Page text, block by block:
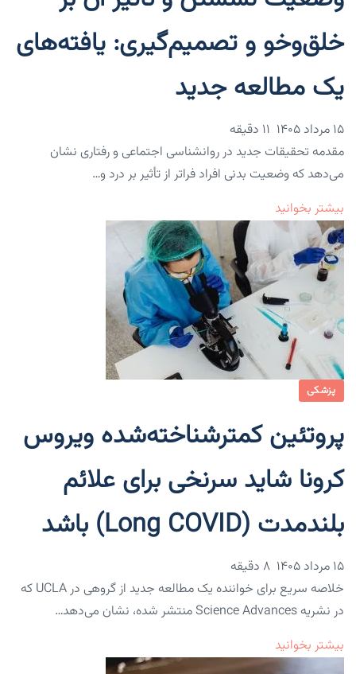
خلق‌وخو و تصمیم‌گیری: یافته‌های
یک مطالعه جدید
۱۵ مرداد ۱۴۰۵
مقدمه تحقیقات جدید در روانشناسی اجتماعی و رفتاری نشان
می‌دهد که وضعیت بدنی افراد فراتر از تأثیر بر درد و…
بیشتر بخوانید
پزشکی
پروتئین کمترشناخته‌شده ویروس
کرونا شاید سرنخی برای علائم
بلندمدت (Long COVID) باشد
۱۵ مرداد ۱۴۰۵
خلاصه سریع برای خواننده یک مطالعه جدید از گروهی در UCLA که
در نشریه Science Advances منتشر شده، نشان می‌دهد…
بیشتر بخوانید